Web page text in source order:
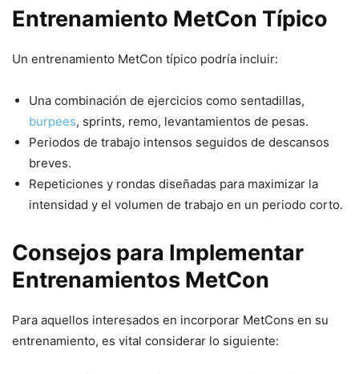
Entrenamiento MetCon Típico
Un entrenamiento MetCon típico podría incluir:
Una combinación de ejercicios como sentadillas,
burpees, sprints, remo, levantamientos de pesas.
Periodos de trabajo intensos seguidos de descansos
breves.
Repeticiones y rondas diseñadas para maximizar la
intensidad y el volumen de trabajo en un periodo corto.
Consejos para Implementar
Entrenamientos MetCon
Para aquellos interesados en incorporar MetCons en su
entrenamiento, es vital considerar lo siguiente: